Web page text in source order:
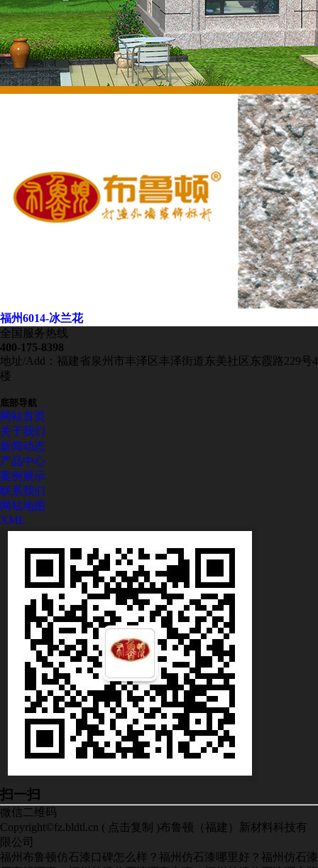
福州6014-冰兰花
全国服务热线
400-175-8398
地址/Add：福建省泉州市丰泽区丰泽街道东美社区东霞路229号4
楼
底部导航
网站首页
关于我们
新闻动态
产品中心
案例展示
联系我们
网站地图
XML
扫一扫
微信二维码
Copyright© fz.bldtl.cn ( 点击复制
)布鲁顿（福建）新材料科技有
限公司
福州布鲁顿仿石漆口碑怎么样？福州仿石漆哪里好？福州仿石漆